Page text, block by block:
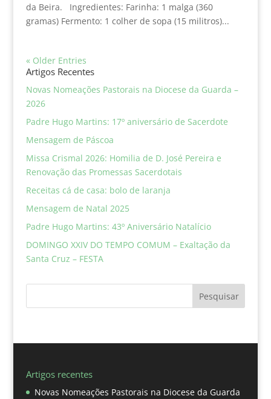
da Beira. Ingredientes: Farinha: 1 malga (360
gramas) Fermento: 1 colher de sopa (15 militros)...
« Older Entries
Artigos Recentes
Novas Nomeações Pastorais na Diocese da Guarda –
2026
Padre Hugo Martins: 17º aniversário de Sacerdote
Mensagem de Páscoa
Missa Crismal 2026: Homilia de D. José Pereira e
Renovação das Promessas Sacerdotais
Receitas cá de casa: bolo de laranja
Mensagem de Natal 2025
Padre Hugo Martins: 43º Aniversário Natalício
DOMINGO XXIV DO TEMPO COMUM – Exaltação da
Santa Cruz – FESTA
Pesquisar
Artigos recentes
Novas Nomeações Pastorais na Diocese da Guarda